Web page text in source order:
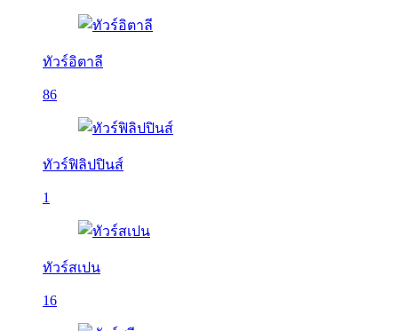
ทัวร์อิตาลี
86
ทัวร์ฟิลิปปินส์
1
ทัวร์สเปน
16